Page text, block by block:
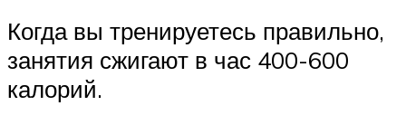
Когда вы тренируетесь правильно,
занятия сжигают в час 400-600
калорий.